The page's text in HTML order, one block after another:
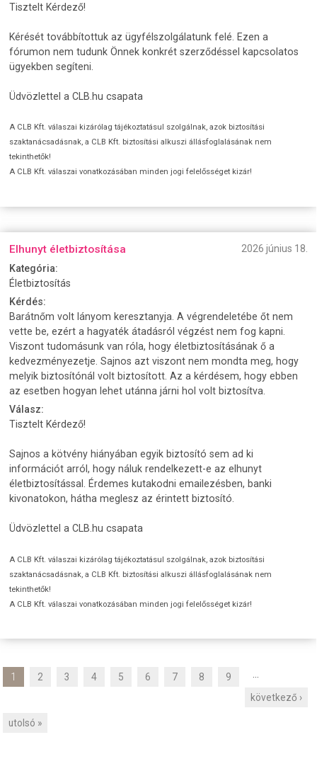
Tisztelt Kérdező!
Kérését továbbítottuk az ügyfélszolgálatunk felé. Ezen a
fórumon nem tudunk Önnek konkrét szerződéssel kapcsolatos
ügyekben segíteni.
Üdvözlettel a CLB.hu csapata
A CLB Kft. válaszai kizárólag tájékoztatásul szolgálnak, azok biztosítási
szaktanácsadásnak, a CLB Kft. biztosítási alkuszi állásfoglalásának nem
tekinthetők!
A CLB Kft. válaszai vonatkozásában minden jogi felelősséget kizár!
Elhunyt életbiztosítása
2026 június 18.
Kategória:
Életbiztosítás
Kérdés:
Barátnőm volt lányom keresztanyja. A végrendeletébe őt nem
vette be, ezért a hagyaték átadásról végzést nem fog kapni.
Viszont tudomásunk van róla, hogy életbiztosításának ő a
kedvezményezetje. Sajnos azt viszont nem mondta meg, hogy
melyik biztosítónál volt biztosított. Az a kérdésem, hogy ebben
az esetben hogyan lehet utánna járni hol volt biztosítva.
Válasz:
Tisztelt Kérdező!
Sajnos a kötvény hiányában egyik biztosító sem ad ki
információt arról, hogy náluk rendelkezett-e az elhunyt
életbiztosítással. Érdemes kutakodni emailezésben, banki
kivonatokon, hátha meglesz az érintett biztosító.
Üdvözlettel a CLB.hu csapata
A CLB Kft. válaszai kizárólag tájékoztatásul szolgálnak, azok biztosítási
szaktanácsadásnak, a CLB Kft. biztosítási alkuszi állásfoglalásának nem
tekinthetők!
A CLB Kft. válaszai vonatkozásában minden jogi felelősséget kizár!
O1 2 3 4 5 6 7 8 9
következő ›
utolsó »